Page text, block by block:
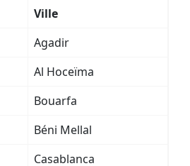
Ville
Agadir
Al Hoceïma
Bouarfa
Béni Mellal
Casablanca